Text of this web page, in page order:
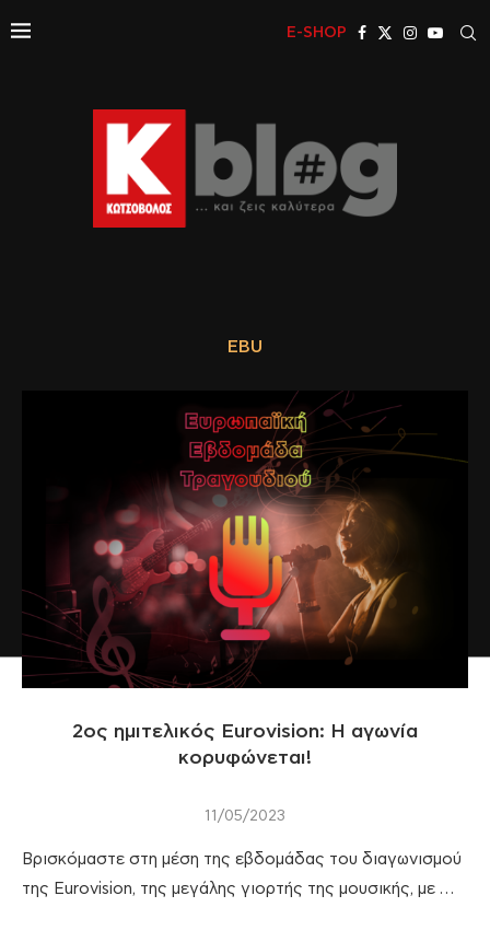
E-SHOP
EBU
2oς ημιτελικός Eurovision: H αγωνία
κορυφώνεται!
11/05/2023
Βρισκόμαστε στη μέση της εβδομάδας του διαγωνισμού
της Eurovision, της μεγάλης γιορτής της μουσικής, με …